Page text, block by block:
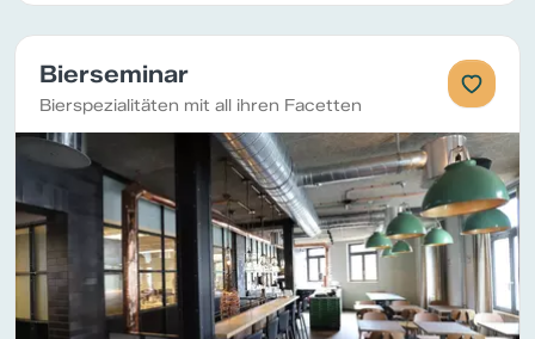
Bierseminar
Bierspezialitäten mit all ihren Facetten